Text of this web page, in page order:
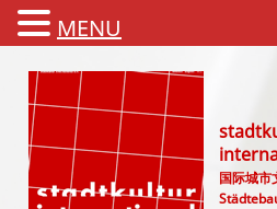
国际城
MENU